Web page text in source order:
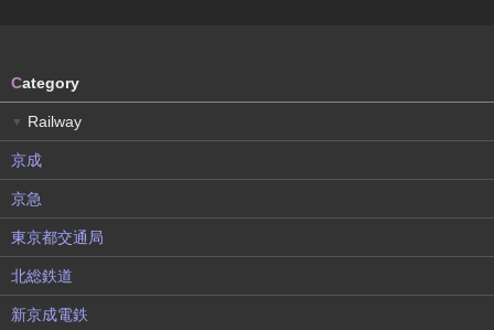
Category
▼ Railway
京成
京急
東京都交通局
北総鉄道
新京成電鉄